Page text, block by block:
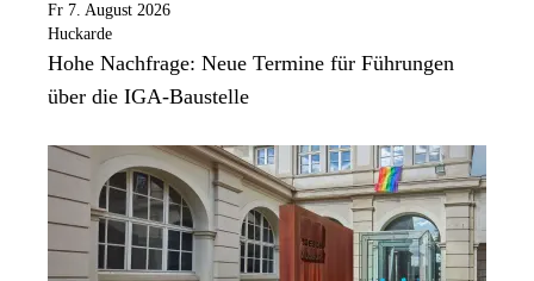
Fr 7. August 2026
Huckarde
Hohe Nachfrage: Neue Termine für Führungen
über die IGA-Baustelle